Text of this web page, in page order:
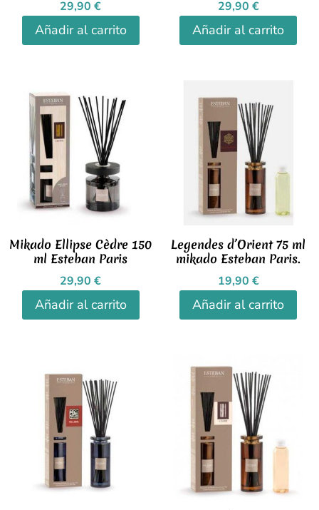
29,90€
Añadir al carrito
29,90 €
Añadir al carrito
Mikado Ellipse Cèdre 150
ml Esteban Paris
29,90€
Añadir al carrito
Legendes d’Orient 75 ml
mikado Esteban Paris.
19,90 €
Añadir al carrito